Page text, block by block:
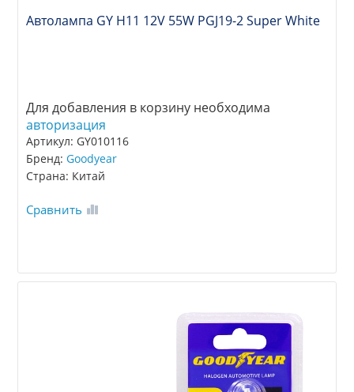
Автолампа GY Н11 12V 55W PGJ19-2 Super White
Для добавления в корзину необходима
авторизация
Артикул: GY010116
Бренд:Goodyear
Страна: Китай
Сравнить